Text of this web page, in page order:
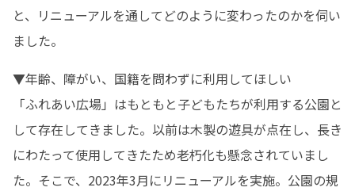
と、リニューアルを通してどのように変わったのかを伺い
ました。
▼年齢、障がい、国籍を問わずに利用してほしい
「ふれあい広場」はもともと子どもたちが利用する公園と
して存在してきました。以前は木製の遊具が点在し、長き
にわたって使用してきたため老朽化も懸念されていまし
た。そこで、2023年3月にリニューアルを実施。公園の規